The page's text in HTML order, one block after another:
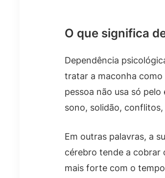
O que significa
Dependência
tratar a maconha
pessoa não usa só
sono, solidão,
Em outras palavras, a
cérebro tende a cobrar
mais forte com o